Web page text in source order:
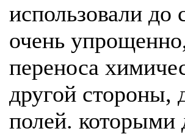
использовали до
очень
переноса
другой стороны,
полей. которыми